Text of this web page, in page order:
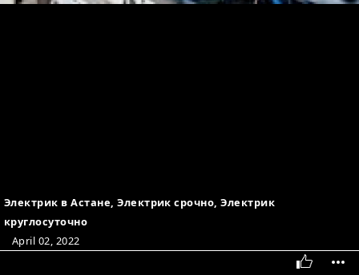
Электрик в Астане, Электрик срочно, Электрик
круглосуточно
April 02, 2022